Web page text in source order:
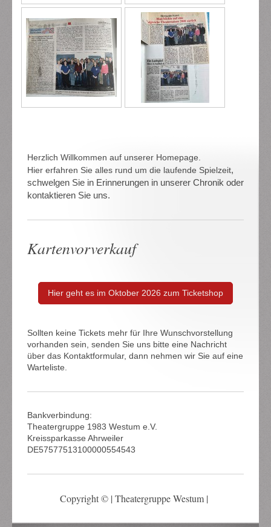
Herzlich Willkommen auf unserer Homepage.
Hier erfahren Sie alles rund um die laufende Spielzeit,
schwelgen Sie in Erinnerungen in unserer Chronik oder
kontaktieren Sie uns.
Kartenvorverkauf
Hier geht es im Oktober 2026 zum Ticketshop
Sollten keine Tickets mehr für Ihre Wunschvorstellung
vorhanden sein, senden Sie uns bitte eine Nachricht
über das Kontaktformular, dann nehmen wir Sie auf eine
Warteliste.
Bankverbindung:
Theatergruppe 1983 Westum e.V.
Kreissparkasse Ahrweiler
DE57577513100000554543
Copyright © | Theatergruppe Westum |